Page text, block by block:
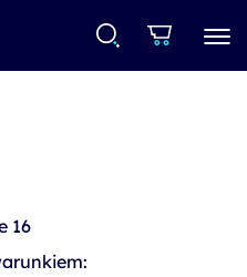
16